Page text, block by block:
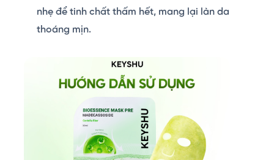
nhẹ để tinh chất thấm hết, mang lại làn da
thoáng mịn.